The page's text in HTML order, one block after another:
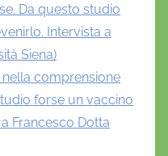
Da questo studio
Intervista a
Siena)
comprensione
forse un vaccino
Francesco Dotta